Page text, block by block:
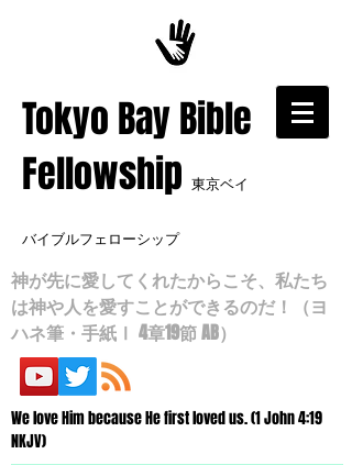
​Tokyo Bay Bible
Fellowship 東京ベイ
バイブルフェローシップ
神が先に愛してくれたからこそ、私たち
は神や人を愛すことができるのだ！（ヨ
ハネ筆・手紙Ⅰ 4章19節 AB）
We love Him because He first loved us. (1 John 4:19
NKJV)